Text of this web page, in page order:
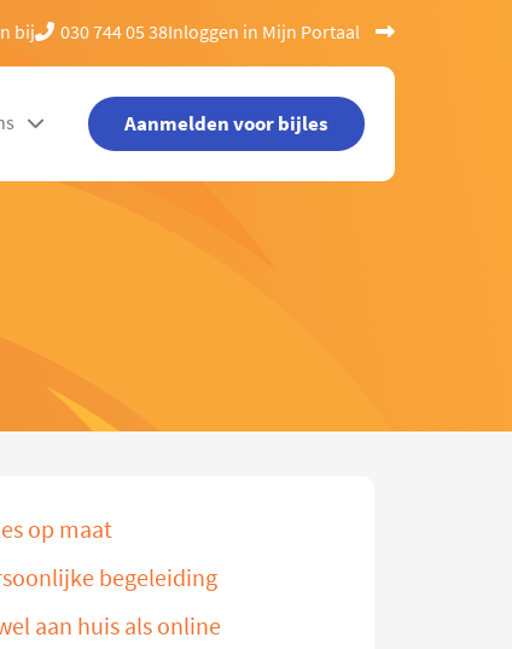
bij 030 744 05 38Inloggen in Mijn Portaal
Aanmelden voor bijles
op maat
begeleiding
aan huis als online